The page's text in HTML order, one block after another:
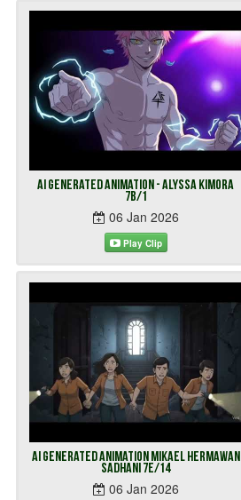
AI Generated Animation - Alyssa Kimora
7B/1
06 Jan 2026
Play Clip
AI Generated Animation Mikael Hermawan
Sadhani 7E/14
06 Jan 2026